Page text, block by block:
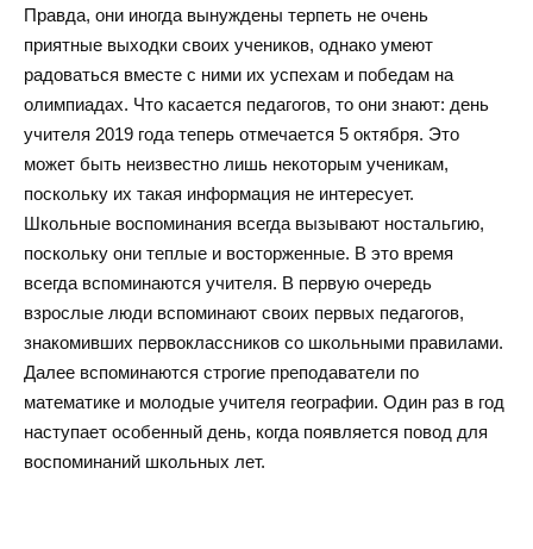
Правда, они иногда вынуждены терпеть не очень
приятные выходки своих учеников, однако умеют
радоваться вместе с ними их успехам и победам на
олимпиадах. Что касается педагогов, то они знают: день
учителя 2019 года теперь отмечается 5 октября. Это
может быть неизвестно лишь некоторым ученикам,
поскольку их такая информация не интересует.
Школьные воспоминания всегда вызывают ностальгию,
поскольку они теплые и восторженные. В это время
всегда вспоминаются учителя. В первую очередь
взрослые люди вспоминают своих первых педагогов,
знакомивших первоклассников со школьными правилами.
Далее вспоминаются строгие преподаватели по
математике и молодые учителя географии. Один раз в год
наступает особенный день, когда появляется повод для
воспоминаний школьных лет.